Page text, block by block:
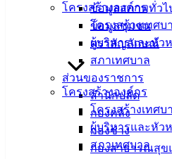
โครงสร้างองค์กร
โครงสร้างเทศบ
ผู้บริหารและหัว
สภาเทศบาล
ส่วนของราชการ
สำนักปลัด
กองคลัง
กองช่าง
กองสาธารณสุข
ข้อมูลสภาพทั่วไ
ข้อมูลชุมชน
ตราสัญลักษณ์
โครงสร้างองค์กร
โครงสร้างเทศบ
ผู้บริหารและหัว
สภาเทศบาล
เทศบาลเมืองอ่างศิลา ขอเชิญชว
เสี่ยง 7 โรคเรื้อรัง เข้ารับบริการ
ใหญ่โดยไม่มีค่าใช้จ่าย! ไม่ต้องจอ
​วันศุกร์ที่ 12 มิถุนายน 2569
เวลา: 09:00 – 12:00 น.
สถานที่: ณ สวนทัศนาการ์เด้
​สิ่งที่ต้องเตรียมมา